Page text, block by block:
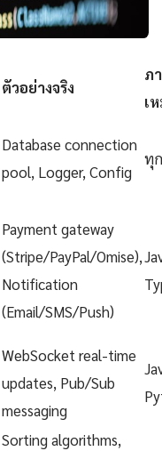
ตัวอย่างจริง
ภ
เ
Database connection
pool, Logger, Config
ทุ
Payment gateway
(Stripe/PayPal/Omise),
Notification
(Email/SMS/Push)
WebSocket real-time
updates, Pub/Sub
messaging
Sorting algorithms,